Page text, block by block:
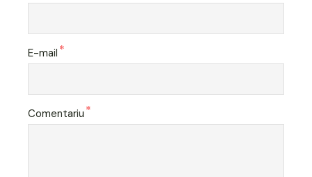
E-mail *
Comentariu *